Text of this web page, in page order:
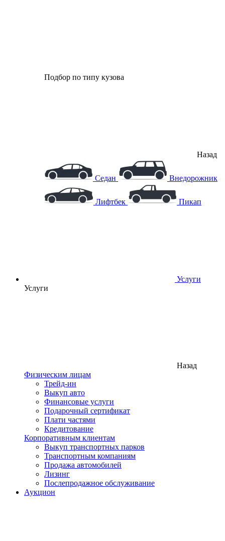
Подбор по типу кузова
Назад
Седан Внедорожник
Лифтбек Пикап
Услуги
Услуги
Назад
Физическим лицам
Трейд-ин
Выкуп авто
Финансовые услуги
Подарочный сертификат
Плати частями
Кредитование
Корпоративным клиентам
Выкуп транспортных парков
Транспортным компаниям
Продажа автомобилей
Лизинг
Послепродажное обслуживание
Аукцион